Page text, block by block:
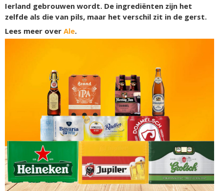
Ierland gebrouwen wordt. De ingrediënten zijn het
zelfde als die van pils, maar het verschil zit in de gerst.
Lees meer over Ale.